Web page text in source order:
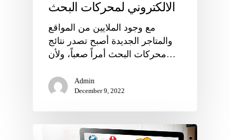
الالكتروني لمحركات البحث
مع وجود الملايين من المواقع
والمتاجر الجديدة أصبح تصدر نتائج
محركات البحث أمراً صعباً، ولأن…
Admin
December 9, 2022